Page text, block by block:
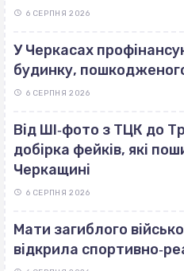
6 СЕРПНЯ 2026
У Черкасах
будинку,
6 СЕРПНЯ 2026
Від ШІ‐фото з ТЦК до
добірка фейків, які
Черкащині
6 СЕРПНЯ 2026
Мати загиблого
відкрила